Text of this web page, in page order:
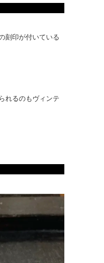
刻印が付いている
れるのもヴィンテ